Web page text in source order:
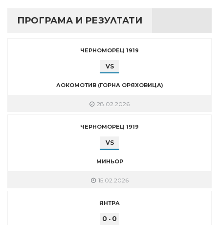
ПРОГРАМА И РЕЗУЛТАТИ
ЧЕРНОМОРЕЦ 1919
VS
ЛОКОМОТИВ (ГОРНА ОРЯХОВИЦА)
28.02.2026
ЧЕРНОМОРЕЦ 1919
VS
МИНЬОР
15.02.2026
ЯНТРА
0 - 0